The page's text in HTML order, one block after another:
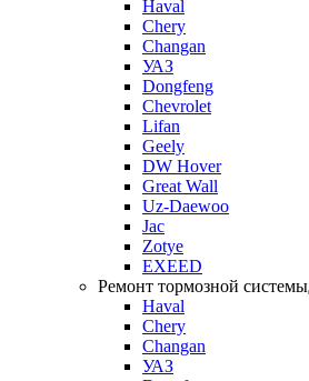
Haval
Chery
Changan
УАЗ
Dongfeng
Chevrolet
Lifan
Geely
DW Hover
Great Wall
Uz-Daewoo
Jac
Zotye
EXEED
Ремонт тормозной системы
Haval
Chery
Changan
УАЗ